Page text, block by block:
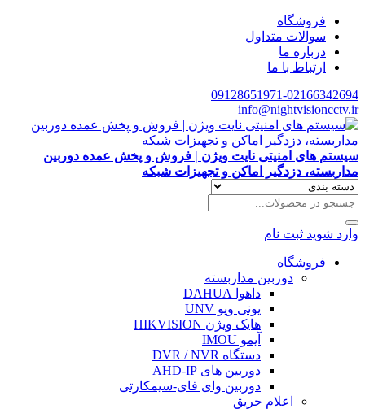
فروشگاه
سوالات متداول
درباره ما
ارتباط با ما
09128651971-02166342694
info@nightvisioncctv.ir
سیستم های امنیتی نایت ویژن | فروش و پخش عمده دوربین
مداربسته، دزدگیر اماکن و تجهیزات شبکه
وارد شوید ثبت نام
فروشگاه
دوربین مداربسته
داهوا DAHUA
یونی ویو UNV
هایک ویژن HIKVISION
آیمو IMOU
دستگاه DVR / NVR
دوربین های AHD-IP
دوربین وای فای-سیمکارتی
اعلام حریق